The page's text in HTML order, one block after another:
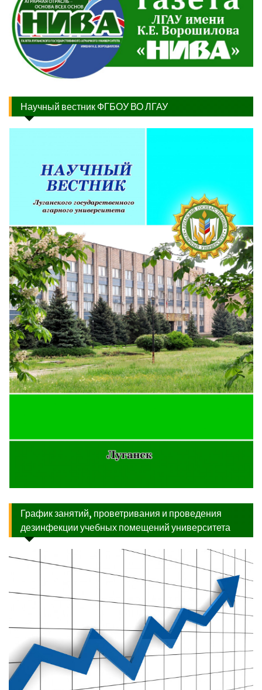
Научный вестник ФГБОУ ВО ЛГАУ
График занятий, проветривания и проведения
дезинфекции учебных помещений университета